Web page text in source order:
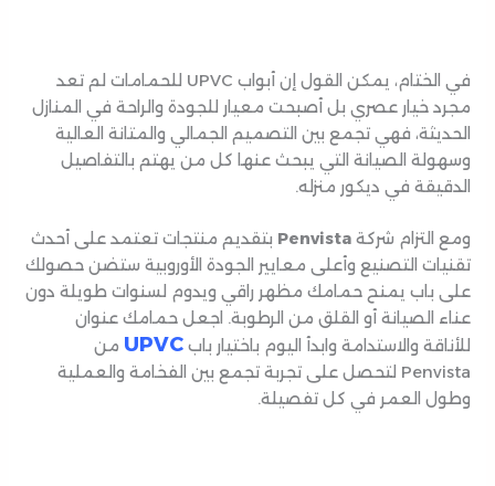
في الختام، يمكن القول إن أبواب UPVC للحمامات لم تعد
مجرد خيار عصري بل أصبحت معيار للجودة والراحة في المنازل
الحديثة، فهي تجمع بين التصميم الجمالي والمتانة العالية
وسهولة الصيانة التي يبحث عنها كل من يهتم بالتفاصيل
الدقيقة في ديكور منزله.
ومع التزام شركةPenvista بتقديم منتجات تعتمد على أحدث
تقنيات التصنيع وأعلى معايير الجودة الأوروبية ستضن حصولك
على باب يمنح حمامك مظهر راقي ويدوم لسنوات طويلة دون
عناء الصيانة أو القلق من الرطوبة. اجعل حمامك عنوان
للأناقة والاستدامة وابدأ اليوم باختيار بابUPVC من
Penvista لتحصل على تجربة تجمع بين الفخامة والعملية
وطول العمر في كل تفصيلة.